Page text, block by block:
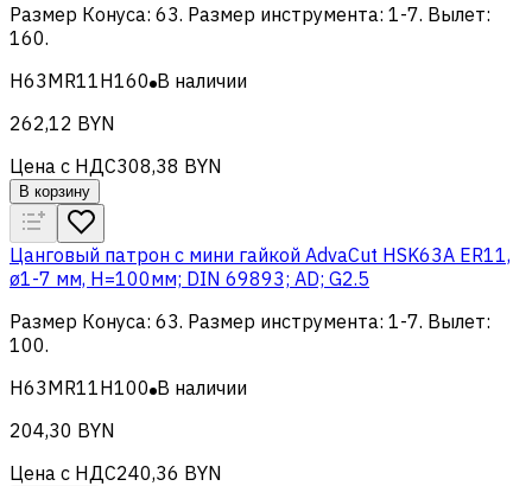
Размер Конуса: 63. Размер инструмента: 1-7. Вылет:
160.
H63MR11H160 В наличии
262,12 BYN
Цена с НДС308,38 BYN
В корзину
Цанговый патрон c мини гайкой AdvaCut HSK63A ER11,
ø1-7 мм, H=100мм; DIN 69893; AD; G2.5
Размер Конуса: 63. Размер инструмента: 1-7. Вылет:
100.
H63MR11H100 В наличии
204,30 BYN
Цена с НДС240,36 BYN